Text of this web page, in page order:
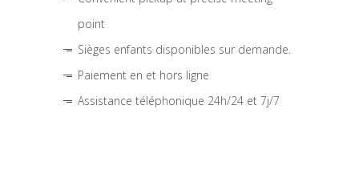
point
Sièges enfants disponibles sur demande.
Paiement en et hors ligne
Assistance téléphonique 24h/24 et 7j/7